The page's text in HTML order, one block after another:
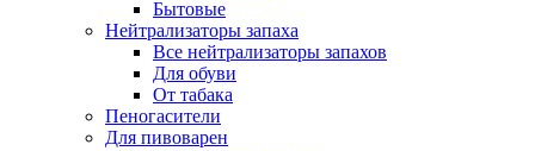
Бытовые
Нейтрализаторы запаха
Все нейтрализаторы запахов
Для обуви
От табака
Пеногасители
Для пивоварен